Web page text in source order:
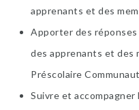
apprenants et des
Apporter des
des apprenants et des
Préscolaire
Suivre et